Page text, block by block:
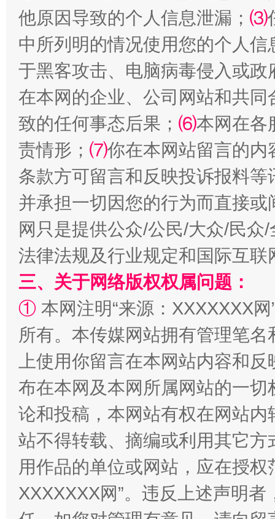
受贿1.44亿！段成刚被判无期 从幼
全民健身五年计划来了！等你上场
阿坝州三大球赛在茂县开幕 规模
国家大学科技园优化重塑工作
他原因导致的个人信息泄漏； ⑶
中所列明的情况使用您的个人
于黑客攻击、电脑病毒侵入或
在本网的企业、公司网站和共
致的任何事态后果； ⑹本网在各
责情形； ⑺你在本网站留言的内
条款方可留言和反映投诉报料
并承担一切因您的行为而直接
网只是提供公众/公民/大众/民
法律法规及行业规定和国际互
三、关于网络版权权属问题：
① 本网注明“来源：XXXXXXX
所有。本传媒网站拥有管理笔
上使用你留言在本网站内容和
布在本网及本网所属网站的一
论和投稿，本网站有权在网站
站不得转载、摘编或利用其它
用作品的单位或网站，应在授
XXXXXXX网”。违反上述声明